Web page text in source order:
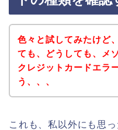
色々と試してみたけど
ても、どうしても、メ
クレジットカードエラ
う、、、
これも、私以外にも思